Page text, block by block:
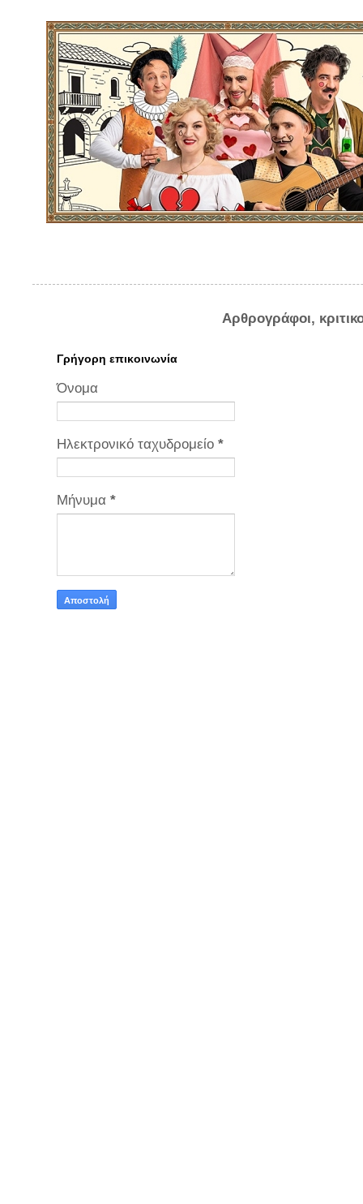
Αρθρογράφοι,
Γρήγορη επικοινωνία
Όνομα
Ηλεκτρονικό ταχυδρομείο *
Μήνυμα *